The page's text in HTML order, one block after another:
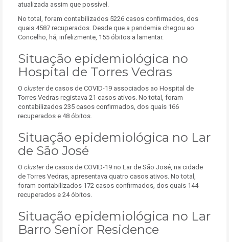
atualizada assim que possível.
No total, foram contabilizados 5226 casos confirmados, dos
quais 4587 recuperados. Desde que a pandemia chegou ao
Concelho, há, infelizmente, 155 óbitos a lamentar.
Situação epidemiológica no
Hospital de Torres Vedras
O clusterde casos de COVID-19 associados ao Hospital de
Torres Vedras registava 21 casos ativos. No total, foram
contabilizados 235 casos confirmados, dos quais 166
recuperados e 48 óbitos.
Situação epidemiológica no Lar
de São José
O clusterde casos de COVID-19 no Lar de São José, na cidade
de Torres Vedras, apresentava quatro casos ativos. No total,
foram contabilizados 172 casos confirmados, dos quais 144
recuperados e 24 óbitos.
Situação epidemiológica no Lar
Barro Senior Residence